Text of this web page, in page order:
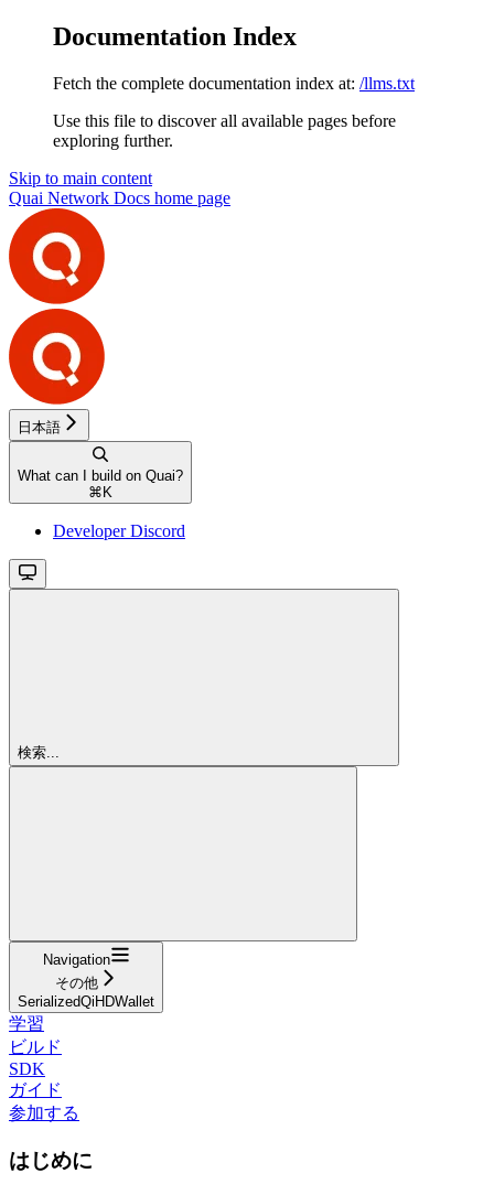
Documentation Index
Fetch the complete documentation index at: /llms.txt
Use this file to discover all available pages before
exploring further.
Skip to main content
Quai Network Docs home page
日本語
What can I build on Quai?
⌘ K
Developer Discord
検索...
Navigation
その他
SerializedQiHDWallet
学習
ビルド
SDK
ガイド
参加する
はじめに